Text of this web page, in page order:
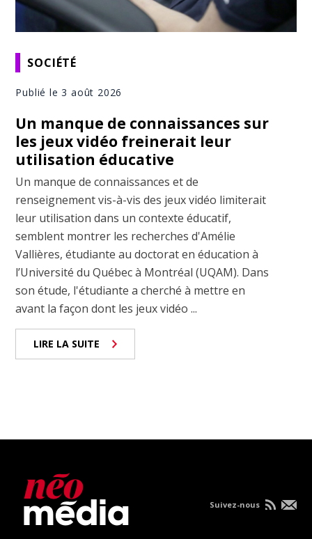
SOCIÉTÉ
Publié le 3 août 2026
Un manque de connaissances sur
les jeux vidéo freinerait leur
utilisation éducative
Un manque de connaissances et de
renseignement vis-à-vis des jeux vidéo limiterait
leur utilisation dans un contexte éducatif,
semblent montrer les recherches d'Amélie
Vallières, étudiante au doctorat en éducation à
l’Université du Québec à Montréal (UQAM). Dans
son étude, l'étudiante a cherché à mettre en
avant la façon dont les jeux vidéo ...
LIRE LA SUITE
Suivez-nous